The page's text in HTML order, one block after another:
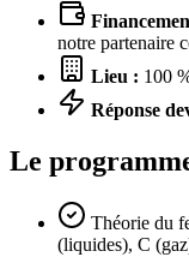
notre partenaire
Lieu : 100
Réponse
Le
Théorie du
(liquides), C